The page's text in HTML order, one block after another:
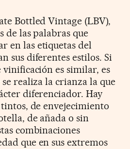
Bottled Vintage (LBV),
de las palabras que
en las etiquetas del
sus diferentes estilos. Si
es similar, es
realiza la crianza la que
diferenciador. Hay
de envejecimiento
de añada o sin
combinaciones
que en sus extremos